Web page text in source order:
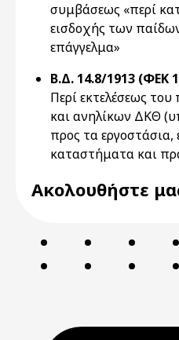
συμβάσεως «περί
εισδοχής των
επάγγελμα»
Β.Δ. 14.8/1913 (ΦΕΚ
Περί εκτελέσεως του
και ανηλίκων ΔΚΘ
προς τα εργοστάσια,
καταστήματα και
Ακολουθήστε